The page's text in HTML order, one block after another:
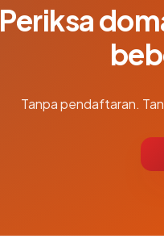
Periksa
Tanpa pendaftaran.